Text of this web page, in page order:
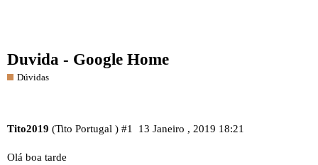
Duvida - Google Home
Dúvidas
Tito2019 (Tito Portugal ) 13 Janeiro , 2019 18:21
#1
Olá boa tarde